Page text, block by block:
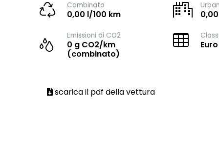
Combinato
0,00 l/100 km
Emissioni di CO2
0 g CO2/km
(combinato)
scarica il pdf della vettura